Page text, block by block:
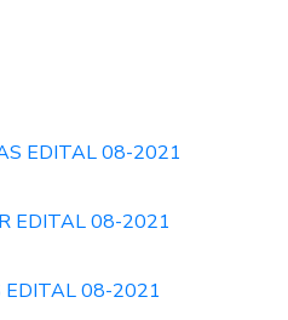
EDITAL 08-2021
EDITAL 08-2021
EDITAL 08-2021